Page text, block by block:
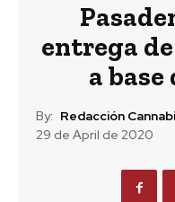
entrega
a base
By: Redacción
29 de April de 2020